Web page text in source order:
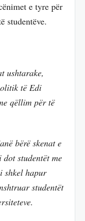
e tyre për
studentëve.
ushtarake,
të Edi
qëllim për të
bërë skenat e
studentët me
shkel hapur
studentët